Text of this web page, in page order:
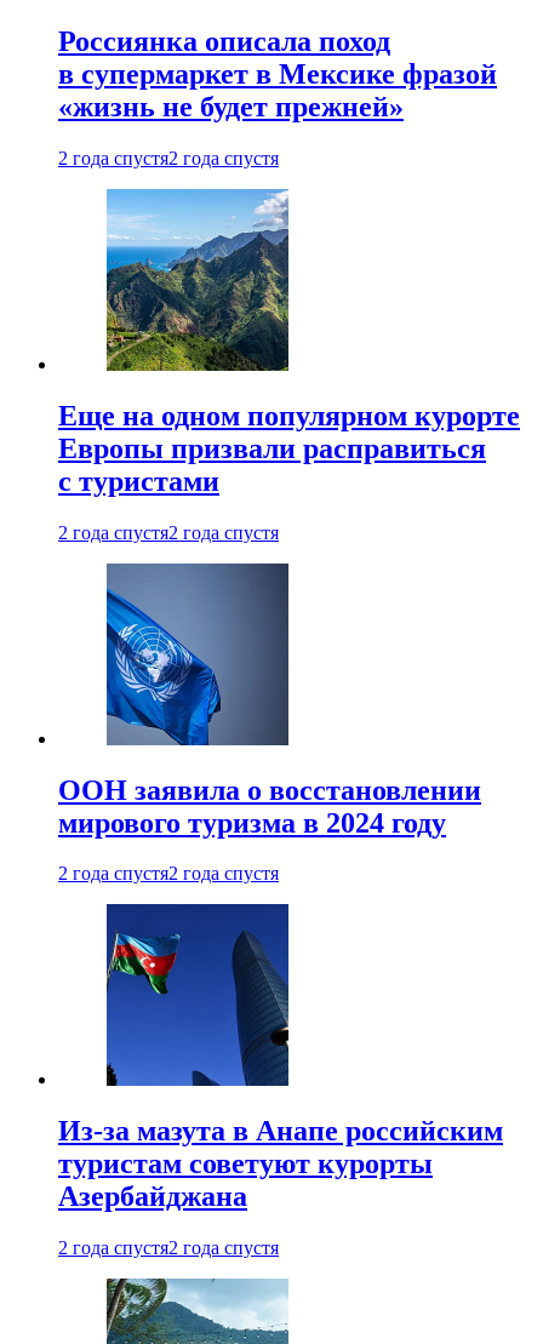
Россиянка описала поход
в супермаркет в Мексике фразой
«жизнь не будет прежней»
2 года спустя2 года спустя
Еще на одном популярном курорте
Европы призвали расправиться
с туристами
2 года спустя2 года спустя
ООН заявила о восстановлении
мирового туризма в 2024 году
2 года спустя2 года спустя
Из-за мазута в Анапе российским
туристам советуют курорты
Азербайджана
2 года спустя2 года спустя